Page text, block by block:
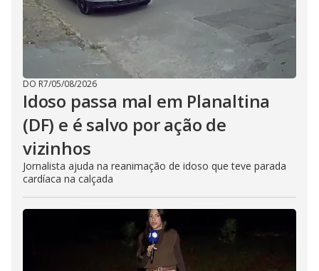
DO R7/05/08/2026
Idoso passa mal em Planaltina
(DF) e é salvo por ação de
vizinhos
Jornalista ajuda na reanimação de idoso que teve parada
cardíaca na calçada